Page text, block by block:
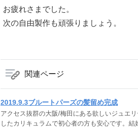
お疲れさまでした。
次の自由製作も頑張りましょう。
関連ページ
2019.9.3ブルートパーズの髪留め完成
アクセス抜群の大阪/梅田にある欲しいジュエ
したカリキュラムで初心者の方も安心です。